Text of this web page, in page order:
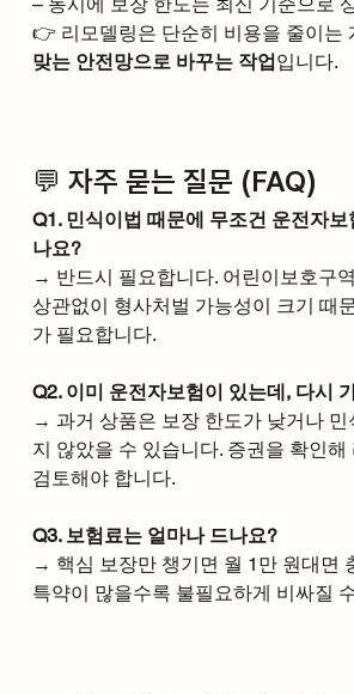
– 동시에 보장 한도는 최신 기준으로
👉 리모델링은 단순히 비용을 줄이는
맞는 안전망으로 바꾸는 작업 입니다.
💬 자주 묻는 질문 (FAQ)
Q1. 민식이법 때문에 무조건 운전자
나요?
→ 반드시 필요합니다. 어린이보호구
상관없이 형사처벌 가능성이 크기 때
가 필요합니다.
Q2. 이미 운전자보험이 있는데, 다시
→ 과거 상품은 보장 한도가 낮거나 민
지 않았을 수 있습니다. 증권을 확인해
검토해야 합니다.
Q3. 보험료는 얼마나 드나요?
→ 핵심 보장만 챙기면 월 1만 원대면
특약이 많을수록 불필요하게 비싸질